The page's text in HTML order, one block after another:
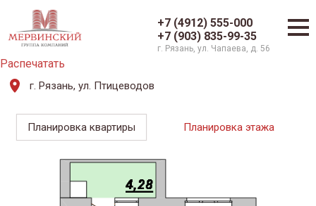
+7 (4912) 555-000
+7 (903) 835-99-35
г. Рязань, ул. Чапаева, д. 56
Распечатать
г. Рязань, ул. Птицеводов
Планировка квартиры Планировка этажа